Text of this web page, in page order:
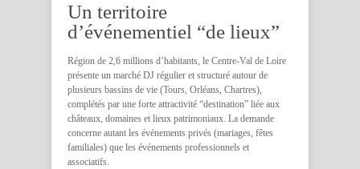
Un territoire
d’événementiel “de lieux”
Région de 2,6 millions d’habitants, le Centre-Val de Loire
présente un marché DJ régulier et structuré autour de
plusieurs bassins de vie (Tours, Orléans, Chartres),
complétés par une forte attractivité “destination” liée aux
châteaux, domaines et lieux patrimoniaux. La demande
concerne autant les événements privés (mariages, fêtes
familiales) que les événements professionnels et
associatifs.